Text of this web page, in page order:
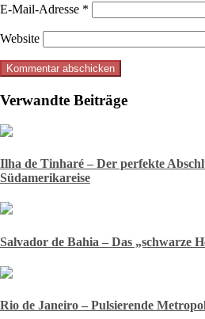
E-Mail-Adresse *
Website
Verwandte Beiträge
Ilha de Tinharé – Der perfekte
Südamerikareise
Salvador de Bahia – Das „schwarze
Rio de Janeiro – Pulsierende